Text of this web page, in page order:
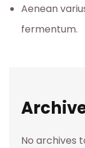
Aenean
fermentum.
No archives